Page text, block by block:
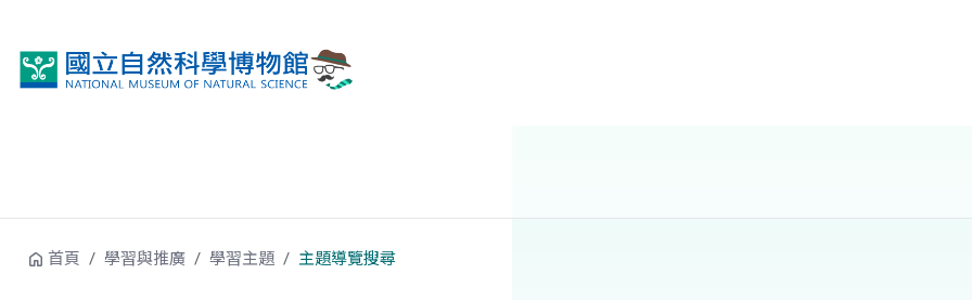
首頁 學習與推廣 學習主題 主題導覽搜尋